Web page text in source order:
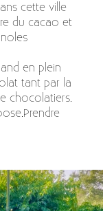
cette ville
du cacao et
en plein
tant par la
chocolatiers.